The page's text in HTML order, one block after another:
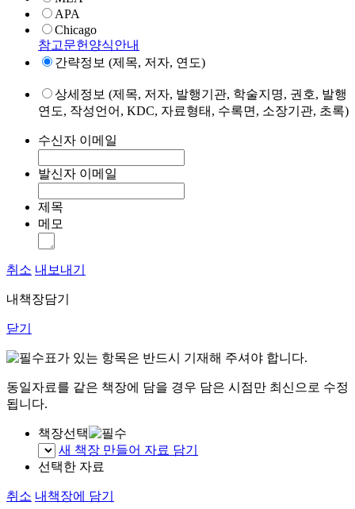
APA
Chicago
참고문헌양식안내
간략정보 (제목, 저자, 연도)
상세정보 (제목, 저자, 발행기관, 학술지명, 권호, 발행
연도, 작성언어, KDC, 자료형태, 수록면, 소장기관, 초록)
수신자 이메일
발신자 이메일
제목
메모
취소 내보내기
내책장담기
닫기
표가 있는 항목은 반드시 기재해 주셔야 합니다.
동일자료를 같은 책장에 담을 경우 담은 시점만 최신으로 수정
됩니다.
책장선택
새 책장 만들어 자료 담기
선택한 자료
취소 내책장에 담기